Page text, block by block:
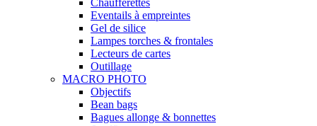
Chaufferettes
Eventails à empreintes
Gel de silice
Lampes torches & frontales
Lecteurs de cartes
Outillage
MACRO PHOTO
Objectifs
Bean bags
Bagues allonge & bonnettes